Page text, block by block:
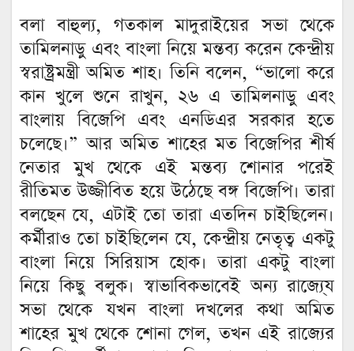
বলা বাহুল্য, গতকাল মাদুরাইয়ের সভা থেকে
তামিলনাড়ু এবং বাংলা নিয়ে মন্তব্য করেন কেন্দ্রীয়
স্বরাষ্ট্রমন্ত্রী অমিত শাহ। তিনি বলেন, “ভালো করে
কান খুলে শুনে রাখুন, ২৬ এ তামিলনাড়ু এবং
বাংলায় বিজেপি এবং এনডিএর সরকার হতে
চলেছে।” আর অমিত শাহের মত বিজেপির শীর্ষ
নেতার মুখ থেকে এই মন্তব্য শোনার পরেই
রীতিমত উজ্জীবিত হয়ে উঠেছে বঙ্গ বিজেপি। তারা
বলছেন যে, এটাই তো তারা এতদিন চাইছিলেন।
কর্মীরাও তো চাইছিলেন যে, কেন্দ্রীয় নেতৃত্ব একটু
বাংলা নিয়ে সিরিয়াস হোক। তারা একটু বাংলা
নিয়ে কিছু বলুক। স্বাভাবিকভাবেই অন্য রাজ্যে্য
সভা থেকে যখন বাংলা দখলের কথা অমিত
শাহের মুখ থেকে শোনা গেল, তখন এই রাজ্যের